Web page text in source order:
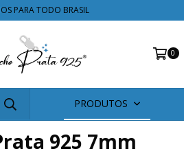
PARA TODO BRASIL
0
PRODUTOS
925 7mm